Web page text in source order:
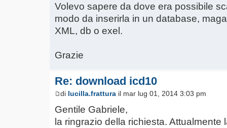
Volevo sapere da dove era possibile
modo da inserirla in un database,
XML, db o exel.
Grazie
Re: download icd10
di lucilla.frattura il mar lug 01, 2014 3:03 pm
Gentile Gabriele,
la ringrazio della richiesta.